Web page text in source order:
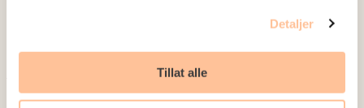
Detaljer
Tillat alle
sosiale konsekvensene som vold og traumatisk
Om oss